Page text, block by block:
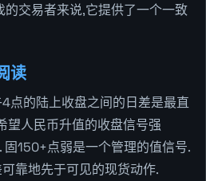
交易者来说,它提供了一个一致
读
点的陆上收盘之间的日差是最直
望人民币升值的收盘信号强
150+点弱是一个管理的值信号.
靠地先于可见的现货动作.